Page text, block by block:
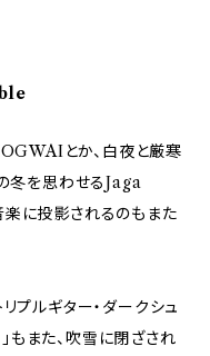
とか、白夜と厳寒
冬を思わせるJaga
に投影されるのもまた
プルギター・ダークシュ
また、吹雪に閉ざされ